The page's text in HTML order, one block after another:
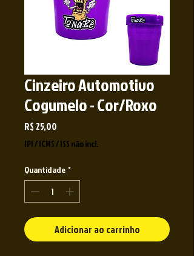
Cinzeiro Automotivo
Cogumelo - Cor/Roxo
R$ 25,00
IPI / ICMS / ISS não incl.
Quantidade *
Adicionar ao carrinho